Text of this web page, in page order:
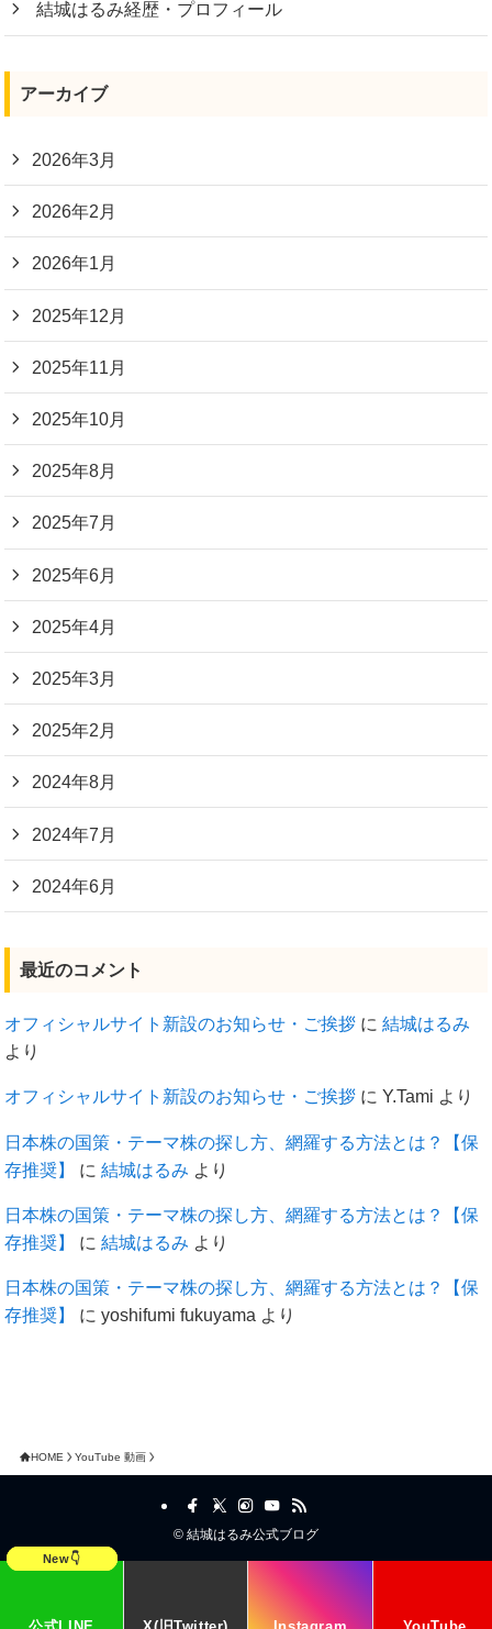
結城はるみ経歴・プロフィール
アーカイブ
2026年3月
2026年2月
2026年1月
2025年12月
2025年11月
2025年10月
2025年8月
2025年7月
2025年6月
2025年4月
2025年3月
2025年2月
2024年8月
2024年7月
2024年6月
最近のコメント
オフィシャルサイト新設のお知らせ・ご挨拶 に結城はるみ
より
オフィシャルサイト新設のお知らせ・ご挨拶 にY.Tami より
日本株の国策・テーマ株の探し方、網羅する方法とは？【保
存推奨】
に結城はるみ より
日本株の国策・テーマ株の探し方、網羅する方法とは？【保
存推奨】
に結城はるみ より
日本株の国策・テーマ株の探し方、網羅する方法とは？【保
存推奨】
にyoshifumi fukuyama より
HOME YouTube 動画
© 結城はるみ公式ブログ